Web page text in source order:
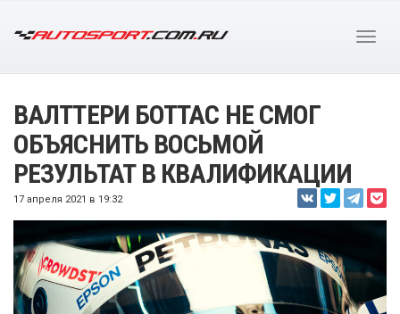
ВАЛТТЕРИ БОТТАС НЕ СМОГ
ОБЪЯСНИТЬ ВОСЬМОЙ
РЕЗУЛЬТАТ В КВАЛИФИКАЦИИ
17 апреля 2021 в 19:32